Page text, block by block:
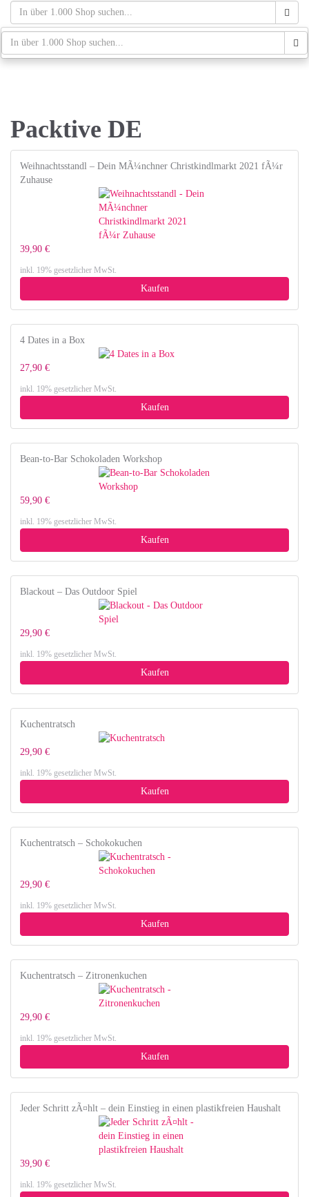
Skip
main
content
schaufenster.de
Packtive DE
Weihnachtsstandl – Dein MÃ¼nchner Christkindlmarkt 2021 fÃ¼r
Zuhause
39,90 €
inkl. 19% gesetzlicher MwSt.
Kaufen
4 Dates in a Box
27,90 €
inkl. 19% gesetzlicher MwSt.
Kaufen
Bean-to-Bar Schokoladen Workshop
59,90 €
inkl. 19% gesetzlicher MwSt.
Kaufen
Blackout – Das Outdoor Spiel
29,90 €
inkl. 19% gesetzlicher MwSt.
Kaufen
Kuchentratsch
29,90 €
inkl. 19% gesetzlicher MwSt.
Kaufen
Kuchentratsch – Schokokuchen
29,90 €
inkl. 19% gesetzlicher MwSt.
Kaufen
Kuchentratsch – Zitronenkuchen
29,90 €
inkl. 19% gesetzlicher MwSt.
Kaufen
Jeder Schritt zÃ¤hlt – dein Einstieg in einen plastikfreien Haushalt
39,90 €
inkl. 19% gesetzlicher MwSt.